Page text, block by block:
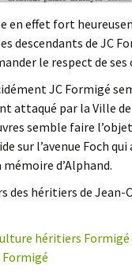
en effet fort
descendants de JC
le respect de ses
JC Formigé
attaqué par la Ville de
semble faire
sur l’avenue Foch
mémoire d’Alphand.
des héritiers de Jean-
héritiers Formigé